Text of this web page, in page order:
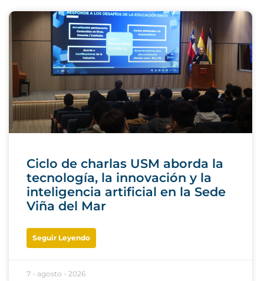
Ciclo de charlas USM aborda la
tecnología, la innovación y la
inteligencia artificial en la Sede
Viña del Mar
Seguir Leyendo
7 - agosto - 2026